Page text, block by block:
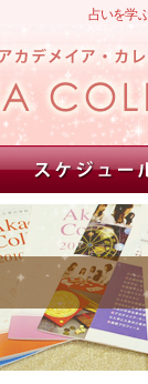
占いを学